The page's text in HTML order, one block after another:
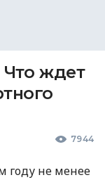
Что ждет
7944
году не менее